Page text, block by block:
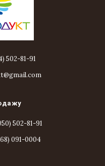
502-81-91
502-81-91
091-0004